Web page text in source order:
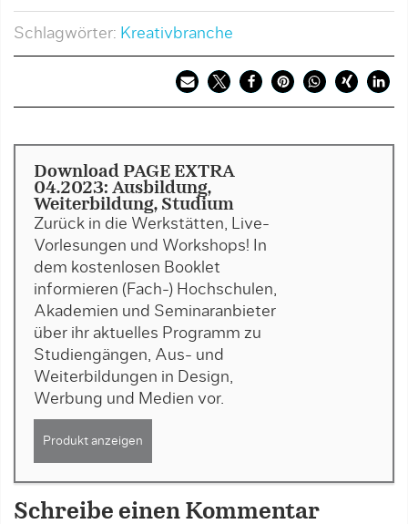
Schlagwörter: Kreativbranche
Download PAGE EXTRA
04.2023: Ausbildung,
Weiterbildung, Studium
Zurück in die Werkstätten, Live-
Vorlesungen und Workshops! In
dem kostenlosen Booklet
informieren (Fach-) Hochschulen,
Akademien und Seminaranbieter
über ihr aktuelles Programm zu
Studiengängen, Aus- und
Weiterbildungen in Design,
Werbung und Medien vor.
Produkt anzeigen
Schreibe einen Kommentar